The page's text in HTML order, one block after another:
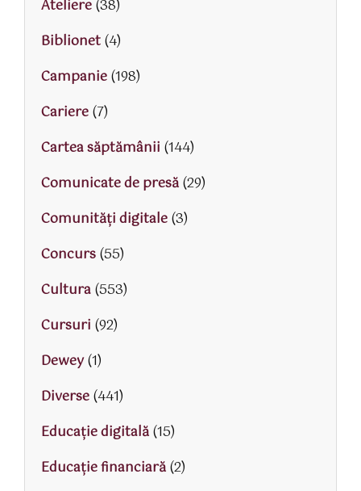
Ateliere(38)
Biblionet(4)
Campanie(198)
Cariere(7)
Cartea săptămânii (144)
Comunicate de presă(29)
Comunități digitale(3)
Concurs(55)
Cultura(553)
Cursuri (92)
Dewey(1)
Diverse(441)
Educaţie digitală(15)
Educaţie financiară(2)